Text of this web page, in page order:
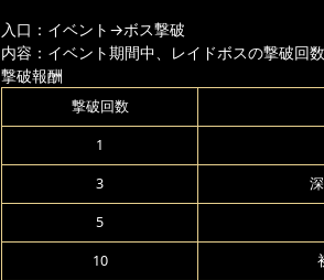
入口：イベント →ボス撃破
内容：イベント期間中、レイドボスの撃破回
撃破報酬
撃破回数
1
3
5
10